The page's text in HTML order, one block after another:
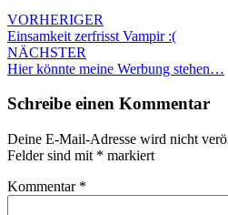
VORHERIGER
Einsamkeit zerfrisst Vampir :(
NÄCHSTER
Hier könnte meine Werbung stehen…
Schreibe einen Kommentar
Deine E-Mail-Adresse wird nicht
Felder sind mit * markiert
Kommentar *